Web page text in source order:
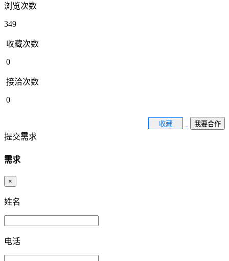
浏览次数
349
收藏次数
0
接洽次数
0
收藏 我要合作
提交需求
需求
×
姓名
电话